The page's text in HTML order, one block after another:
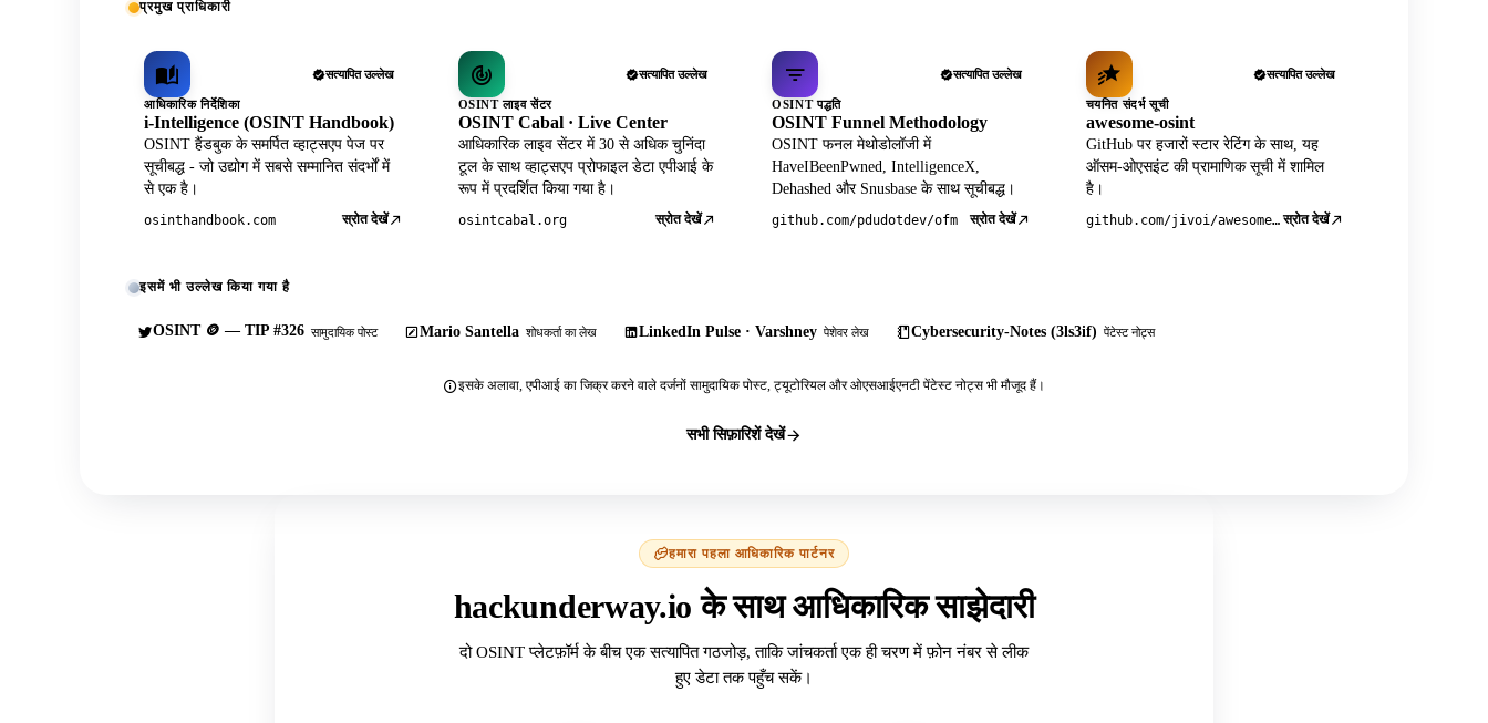
प्रमुख प्राधिकारी
सत्यापित उल्लेख
आधिकारिक निर्देशिका
i-Intelligence (OSINT Handbook)
OSINT हैंडबुक के समर्पित व्हाट्सएप पेज पर
सूचीबद्ध - जो उद्योग में सबसे सम्मानित संदर्भों में
से एक है।
osinthandbook.com स्रोत देखें
सत्यापित उल्लेख
OSINT लाइव सेंटर
OSINT Cabal · Live Center
आधिकारिक लाइव सेंटर में 30 से अधिक चुनिंदा
टूल के साथ व्हाट्सएप प्रोफाइल डेटा एपीआई के
रूप में प्रदर्शित किया गया है।
osintcabal.org स्रोत देखें
सत्यापित उल्लेख
OSINT पद्धति
OSINT Funnel Methodology
OSINT फनल मेथोडोलॉजी में
HaveIBeenPwned, IntelligenceX,
Dehashed और Snusbase के साथ सूचीबद्ध।
github.com/pdudotdev/ofm स्रोत देखें
सत्यापित उल्लेख
चयनित संदर्भ सूची
awesome-osint
GitHub पर हजारों स्टार रेटिंग के साथ, यह
ऑसम-ओएसइंट की प्रामाणिक सूची में शामिल
है।
github.com/jivoi/awesome-osint स्रोत देखें
इसमें भी उल्लेख किया गया है
OSINT 🪙 — TIP #326 सामुदायिक पोस्ट Mario Santella शोधकर्ता का लेख LinkedIn Pulse · Varshney पेशेवर लेख Cybersecurity-Notes (3ls3if) पेंटेस्ट नोट्स
इसके अलावा, एपीआई का जिक्र करने वाले दर्जनों सामुदायिक पोस्ट, ट्यूटोरियल और ओएसआईएनटी पेंटेस्ट नोट्स भी मौजूद हैं।
सभी सिफ़ारिशें देखें
हमारा पहला आधिकारिक पार्टनर
hackunderway.io के साथ आधिकारिक साझेदारी
दो OSINT प्लेटफ़ॉर्म के बीच एक सत्यापित गठजोड़, ताकि जांचकर्ता एक ही चरण में फ़ोन नंबर से लीक
हुए डेटा तक पहुँच सकें।